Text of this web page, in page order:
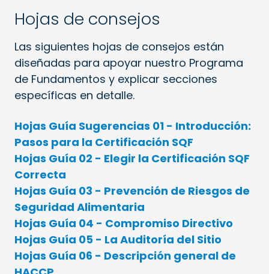
Hojas de consejos
Las siguientes hojas de consejos están
diseñadas para apoyar nuestro Programa
de Fundamentos y explicar secciones
específicas en detalle.
Hojas Guía Sugerencias 01 - Introducción:
Pasos para la Certificación SQF
Hojas Guía 02 - Elegir la Certificación SQF
Correcta
Hojas Guía 03 - Prevención de Riesgos de
Seguridad Alimentaria
Hojas Guía 04 - Compromiso Directivo
Hojas Guía 05 - La Auditoría del Sitio
Hojas Guía 06 - Descripción general de